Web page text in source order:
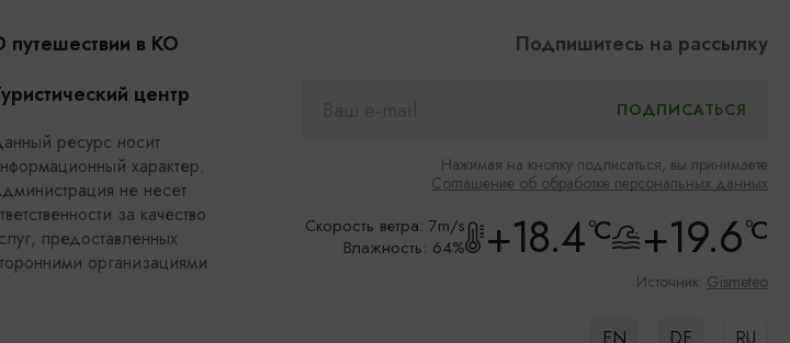
путешествии в КО
центр
ресурс носит
характер.
не несет
за качество
предоставленных
организациями
Подпишитесь на рассылку
Нажимая на кнопку подписаться, вы принимаете
Соглашение об обработке персональных данных
Скорость ветра: 7m/s
Влажность: 64%
+18.4°C +19.6°C
Источник: Gismeteo